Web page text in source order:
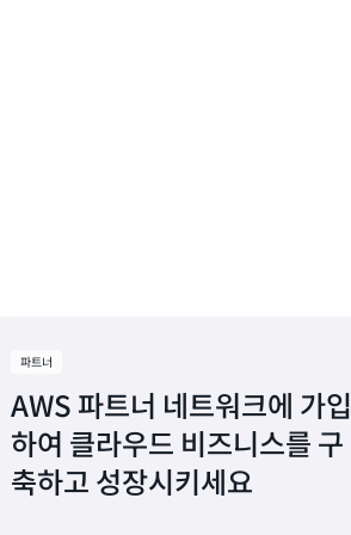
파트너
AWS 파트너 네트워크에 가입
하여 클라우드 비즈니스를 구
축하고 성장시키세요